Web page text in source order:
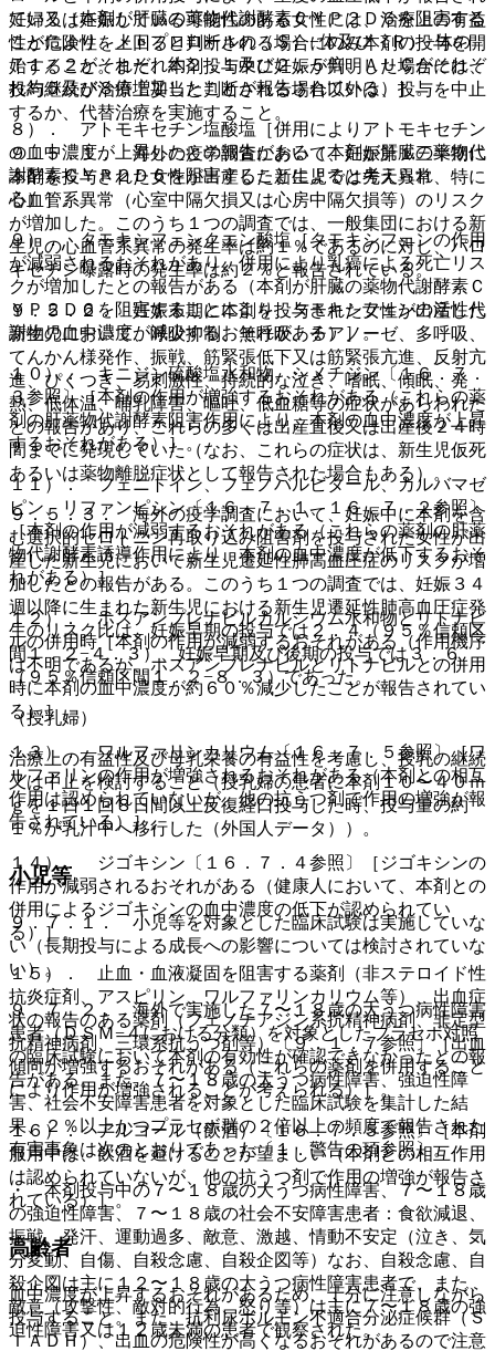
妊婦又は妊娠している可能性のある女性には、治療上の有益
性が危険性を上回ると判断される場合にのみ本剤の投与を開
始すること。また、本剤投与中に妊娠が判明した場合には、
投与継続が治療上妥当と判断される場合以外は、投与を中止
するか、代替治療を実施すること。
９．５．１． 海外の疫学調査において、妊娠第１三半期に
本剤を投与された女性が出産した新生児では先天異常、特に
心血管系異常（心室中隔欠損又は心房中隔欠損等）のリスク
が増加した。このうち１つの調査では、一般集団における新
生児の心血管系異常の発生率は約１％であるのに対し、パロ
キセチン曝露時の発生率は約２％と報告されている。
９．５．２． 妊娠末期に本剤を投与された女性が出産した
新生児において、呼吸抑制、無呼吸、チアノーゼ、多呼吸、
てんかん様発作、振戦、筋緊張低下又は筋緊張亢進、反射亢
進、ぴくつき、易刺激性、持続的な泣き、嗜眠、傾眠、発
熱、低体温、哺乳障害、嘔吐、低血糖等の症状があらわれた
との報告があり、これらの多くは出産直後又は出産後２４時
間までに発現していた（なお、これらの症状は、新生児仮死
あるいは薬物離脱症状として報告された場合もある）。
９．５．３． 海外の疫学調査において、妊娠中に本剤を含
む選択的セロトニン再取り込み阻害剤を投与された女性が出
産した新生児において新生児遷延性肺高血圧症のリスクが増
加したとの報告がある。このうち１つの調査では、妊娠３４
週以降に生まれた新生児における新生児遷延性肺高血圧症発
生のリスク比は、妊娠早期の投与では２．４（９５％信頼区
間１．２−４．３）、妊娠早期及び後期の投与では３．６
（９５％信頼区間１．２−８．３）であった。
（授乳婦）
治療上の有益性及び母乳栄養の有益性を考慮し、授乳の継続
又は中止を検討すること（授乳婦の患者に本剤１０〜４０ｍ
ｇを１日１回８日間以上反復経口投与した時、投与量の約
１％が乳汁中へ移行した（外国人データ））。
小児等
９．７．１． 小児等を対象とした臨床試験は実施していな
い（長期投与による成長への影響については検討されていな
い）。
９．７．２． 海外で実施した７〜１８歳の大うつ病性障害
患者（ＤＳＭ−４における分類）を対象としたプラセボ対照
の臨床試験において本剤の有効性が確認できなかったとの報
告がある。また、７〜１８歳の大うつ病性障害、強迫性障
害、社会不安障害患者を対象とした臨床試験を集計した結
果、２％以上かつプラセボ群の２倍以上の頻度で報告された
有害事象は次のとおりであった〔１．警告の項参照〕。
・ 本剤投与中の７〜１８歳の大うつ病性障害、７〜１８歳
の強迫性障害、７〜１８歳の社会不安障害患者：食欲減退、
振戦、発汗、運動過多、敵意、激越、情動不安定（泣き、気
分変動、自傷、自殺念慮、自殺企図等）なお、自殺念慮、自
殺企図は主に１２〜１８歳の大うつ病性障害患者で、また、
敵意（攻撃性、敵対的行為、怒り等）は主に７〜１８歳の強
迫性障害又は１２歳未満の患者で観察された。
ている（本剤が肝臓の薬物代謝酵素ＣＹＰ２Ｄ６を阻害する
ことにより、メトプロロールの（Ｓ）−体及び（Ｒ）−体の
Ｔ１／２がそれぞれ約２．１及び２．５倍、ＡＵＣがそれぞ
れ約５及び８倍増加したことが報告されている）］。
８）． アトモキセチン塩酸塩［併用によりアトモキセチン
の血中濃度が上昇したとの報告がある（本剤が肝臓の薬物代
謝酵素ＣＹＰ２Ｄ６を阻害することによると考えられ
る）］。
９）． タモキシフェンクエン酸塩［タモキシフェンの作用
が減弱されるおそれがあり、併用により乳癌による死亡リス
クが増加したとの報告がある（本剤が肝臓の薬物代謝酵素Ｃ
ＹＰ２Ｄ６を阻害することにより、タモキシフェンの活性代
謝物の血中濃度が減少するおそれがある）］。
１０）． キニジン硫酸塩水和物、シメチジン〔１６．７．
３参照〕［本剤の作用が増強するおそれがある（これらの薬
剤の肝薬物代謝酵素阻害作用により、本剤の血中濃度が上昇
するおそれがある）］。
１１）． フェニトイン、フェノバルビタール、カルバマゼ
ピン、リファンピシン〔１６．７．１、１６．７．２参照〕
［本剤の作用が減弱するおそれがある（これらの薬剤の肝薬
物代謝酵素誘導作用により、本剤の血中濃度が低下するおそ
れがある）］。
１２）． ホスアンプレナビルカルシウム水和物とリトナビ
ルの併用時［本剤の作用が減弱するおそれがある（作用機序
は不明であるが、ホスアンプレナビルとリトナビルとの併用
時に本剤の血中濃度が約６０％減少したことが報告されてい
る）］。
１３）． ワルファリンカリウム〔１６．７．５参照〕［ワ
ルファリンの作用が増強されるおそれがある（本剤との相互
作用は認められていないが、他の抗うつ剤で作用の増強が報
告されている）］。
１４）． ジゴキシン〔１６．７．４参照〕［ジゴキシンの
作用が減弱されるおそれがある（健康人において、本剤との
併用によるジゴキシンの血中濃度の低下が認められてい
る）］。
１５）． 止血・血液凝固を阻害する薬剤（非ステロイド性
抗炎症剤、アスピリン、ワルファリンカリウム等）、出血症
状の報告のある薬剤（フェノチアジン系抗精神病剤、非定型
抗精神病剤、三環系抗うつ剤等）〔９．１．７参照〕［出血
傾向が増強するおそれがある（これらの薬剤を併用すること
により作用が増強されることが考えられる）］。
１６）． アルコール（飲酒）〔１６．７．５参照〕［本剤
服用中は、飲酒を避けることが望ましい（本剤との相互作用
は認められていないが、他の抗うつ剤で作用の増強が報告さ
れている）］。
高齢者
血中濃度が上昇するおそれがあるため、十分に注意しながら
投与すること。また、抗利尿ホルモン不適合分泌症候群（Ｓ
ＩＡＤＨ）、出血の危険性が高くなるおそれがあるので注意